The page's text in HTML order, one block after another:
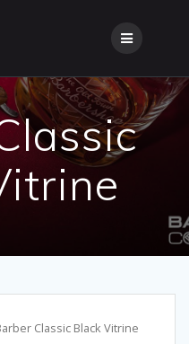
Classic Black Vitrine